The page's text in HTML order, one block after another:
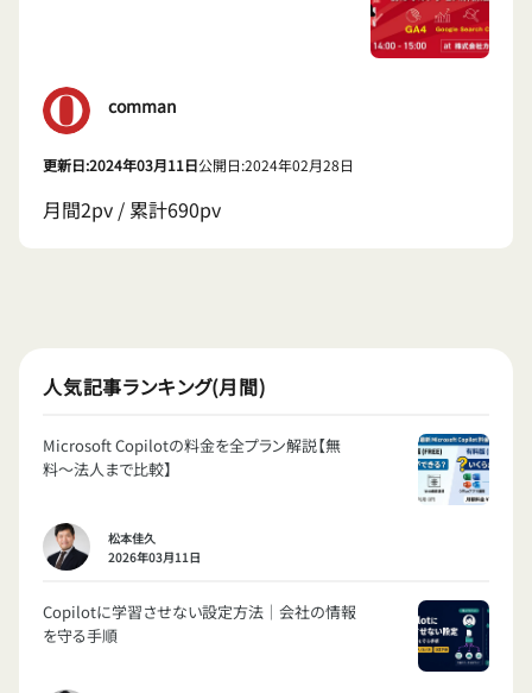
comman
更新日:2024年03月11日公開日:2024年02月28日
月間2pv / 累計690pv
人気記事ランキング(月間)
Microsoft Copilotの料金を全プラン解説【無
料〜法人まで比較】
松本佳久
2026年03月11日
Copilotに学習させない設定方法｜会社の情報
を守る手順